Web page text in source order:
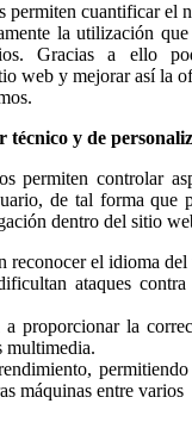
permiten cuantificar el
la utilización
Gracias a ello
web y mejorar así la
técnico y de
permiten controlar
de tal forma que
dentro del sitio
reconocer el idioma del
ataques
proporcionar la
multimedia.
máquinas entre